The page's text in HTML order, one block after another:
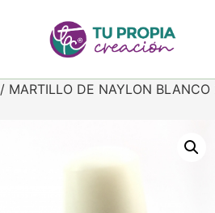
/ MARTILLO DE NAYLON